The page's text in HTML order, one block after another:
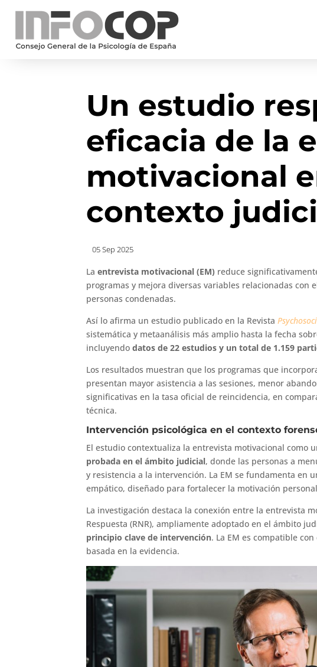
Un estudio
eficacia de la
motivacional
contexto
05 Sep 2025
Laentrevista motivacional (EM) reduce
programas y mejora diversas variables relacionadas con
personas condenadas.
Así lo afirma un estudio publicado en la Revista
sistemática y metaanálisis más amplio hasta la fecha
incluyendo datos de 22 estudios y un total de 1.159
Los resultados muestran que los programas que
presentan mayor asistencia a las sesiones, menor
significativas en la tasa oficial de reincidencia, en
técnica.
Intervención psicológica en el contexto
El estudio contextualiza la entrevista motivacional como
probada en el ámbito judicial, donde las personas a
y resistencia a la intervención. La EM se fundamenta en
empático, diseñado para fortalecer la motivación
La investigación destaca la conexión entre la entrevista
Respuesta (RNR), ampliamente adoptado en el ámbito
principio clave de intervención. La EM es compatible
basada en la evidencia.